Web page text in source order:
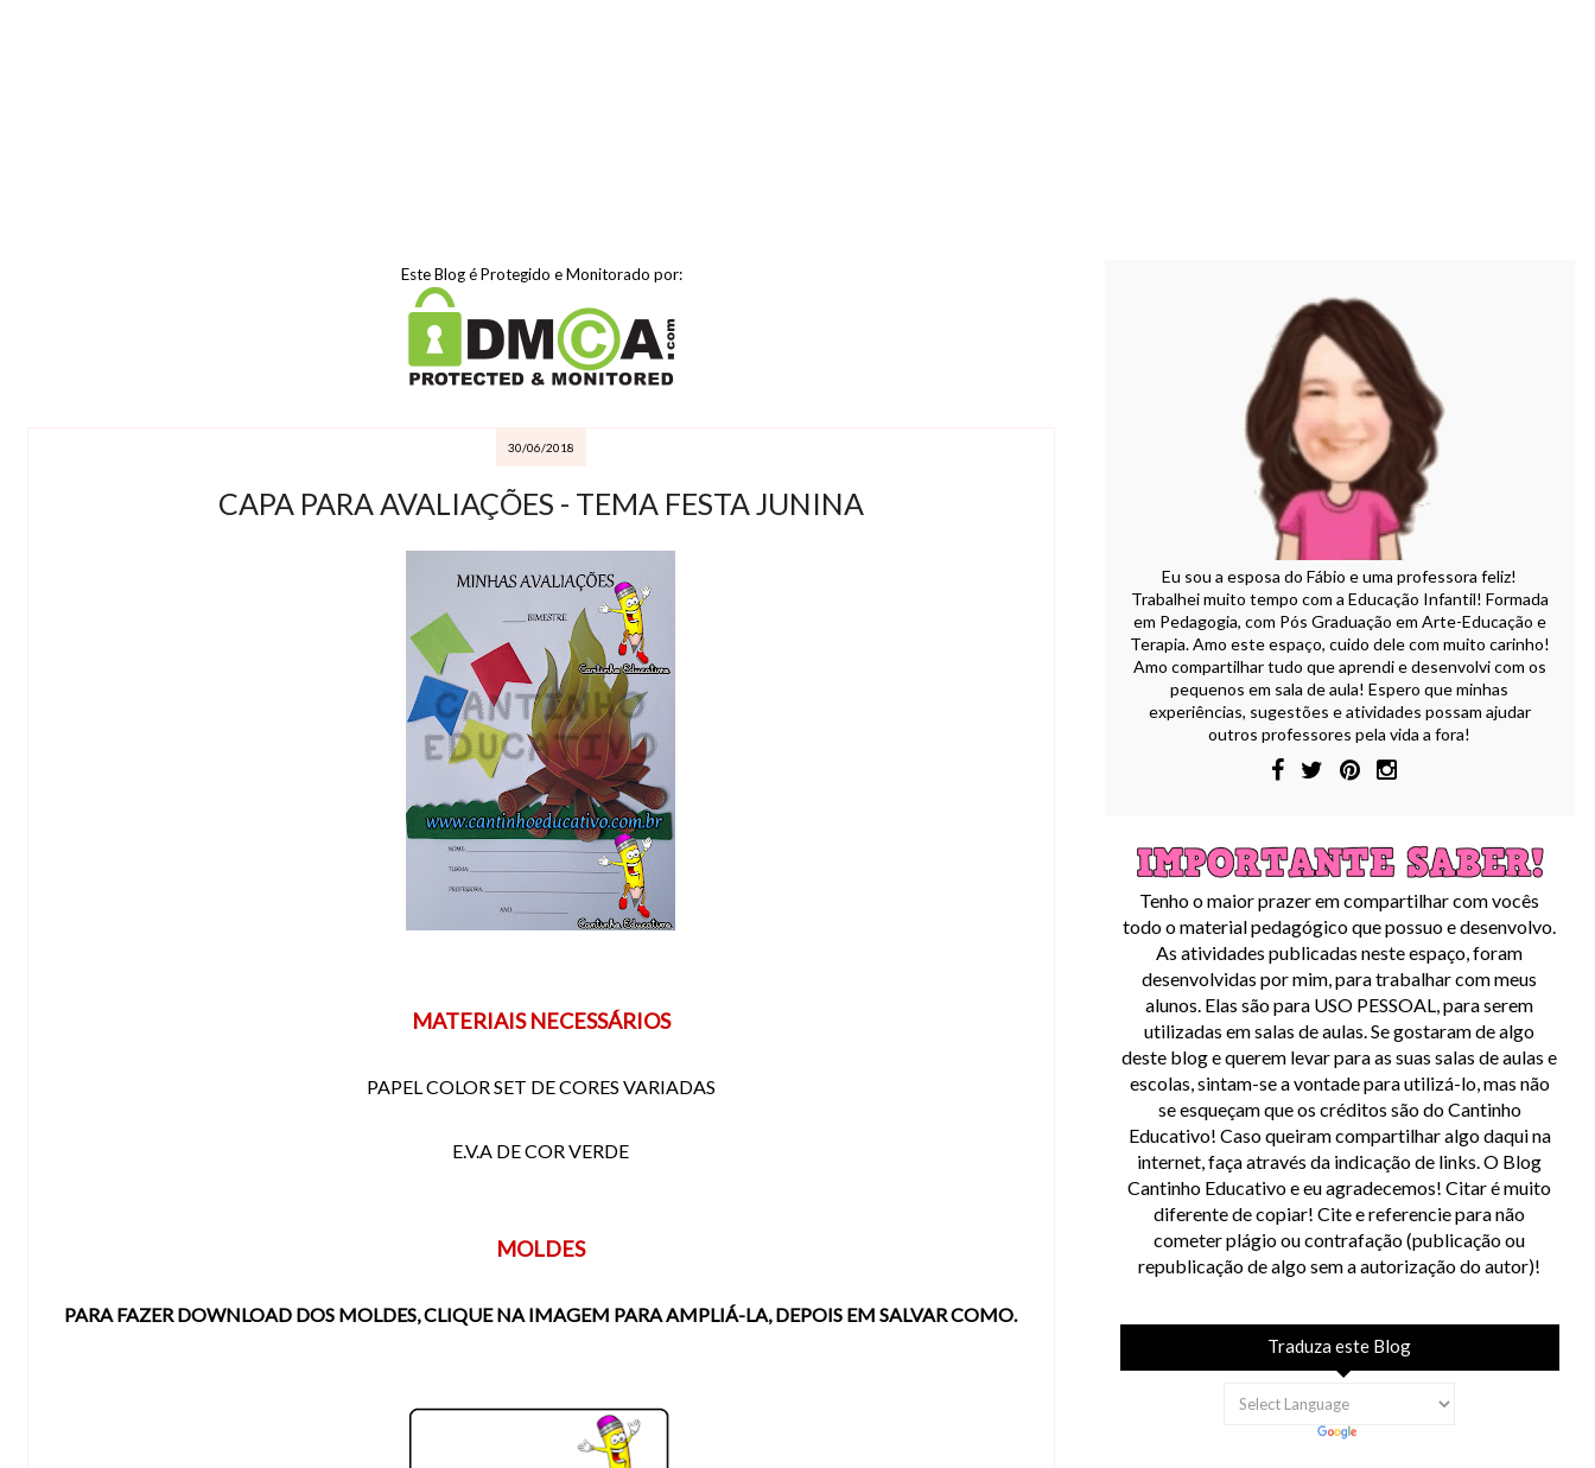
Este Blog é Protegido e Monitorado por:
30/06/2018
CAPA PARA AVALIAÇÕES - TEMA FESTA JUNINA
MATERIAIS NECESSÁRIOS
PAPEL COLOR SET DE CORES VARIADAS
E.V.A DE COR VERDE
MOLDES
PARA FAZER DOWNLOAD DOS MOLDES, CLIQUE NA IMAGEM PARA AMPLIÁ-LA, DEPOIS EM SALVAR COMO.
Eu sou a esposa do Fábio e uma professora feliz!
Trabalhei muito tempo com a Educação Infantil! Formada
em Pedagogia, com Pós Graduação em Arte-Educação e
Terapia. Amo este espaço, cuido dele com muito carinho!
Amo compartilhar tudo que aprendi e desenvolvi com os
pequenos em sala de aula! Espero que minhas
experiências, sugestões e atividades possam ajudar
outros professores pela vida a fora!
Tenho o maior prazer em compartilhar com vocês
todo o material pedagógico que possuo e desenvolvo.
As atividades publicadas neste espaço, foram
desenvolvidas por mim, para trabalhar com meus
alunos. Elas são para USO PESSOAL, para serem
utilizadas em salas de aulas. Se gostaram de algo
deste blog e querem levar para as suas salas de aulas e
escolas, sintam-se a vontade para utilizá-lo, mas não
se esqueçam que os créditos são do Cantinho
Educativo! Caso queiram compartilhar algo daqui na
internet, faça através da indicação de links. O Blog
Cantinho Educativo e eu agradecemos! Citar é muito
diferente de copiar! Cite e referencie para não
cometer plágio ou contrafação (publicação ou
republicação de algo sem a autorização do autor)!
Traduza este Blog